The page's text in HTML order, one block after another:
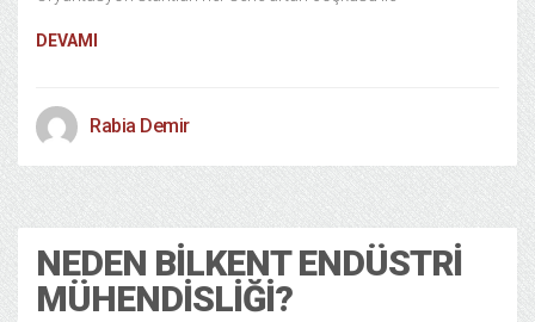
DEVAMI
Rabia Demir
13 years ago
NEDEN BILKENT ENDÜSTRI
MÜHENDISLIĞI?